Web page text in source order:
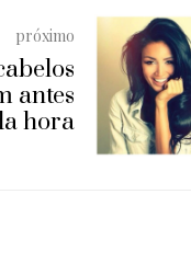
próximo
antes
hora